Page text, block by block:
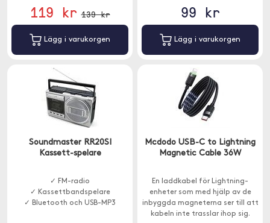
119 kr 139 kr
Lägg i varukorgen
99 kr
Lägg i varukorgen
Soundmaster RR20SI
Kassett-spelare
✓ FM-radio
✓ Kassettbandspelare
✓ Bluetooth och USB-MP3
Mcdodo USB-C to Lightning
Magnetic Cable 36W
En laddkabel för Lightning-
enheter som med hjälp av de
inbyggda magneterna ser till att
kabeln inte trasslar ihop sig.